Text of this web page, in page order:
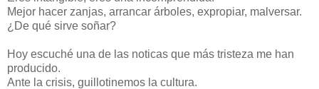
Mejor hacer zanjas, arrancar árboles, expropiar, malversar.
¿De qué sirve soñar?
Hoy escuché una de las noticas que más tristeza me han
producido.
Ante la crisis, guillotinemos la cultura.